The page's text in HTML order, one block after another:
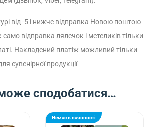
від -5 і нижче відправка Новою поштою
відправка лялечок і метеликів тільки
Накладений платіж можливий тільки
сувенірної продукції
сподобатися…
Немає в наявності